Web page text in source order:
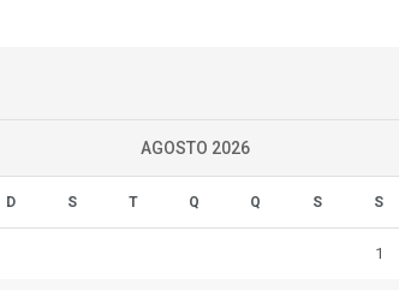
AGOSTO 2026
D S T Q Q S S
1